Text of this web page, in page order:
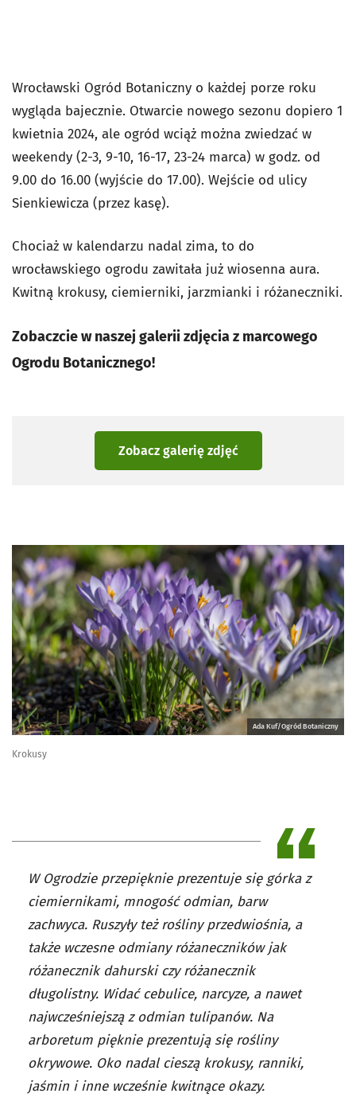
Wrocławski Ogród Botaniczny o każdej porze roku
wygląda bajecznie. Otwarcie nowego sezonu dopiero 1
kwietnia 2024, ale ogród wciąż można zwiedzać w
weekendy (2-3, 9-10, 16-17, 23-24 marca) w godz. od
9.00 do 16.00 (wyjście do 17.00). Wejście od ulicy
Sienkiewicza (przez kasę).
Chociaż w kalendarzu nadal zima, to do
wrocławskiego ogrodu zawitała już wiosenna aura.
Kwitną krokusy, ciemierniki, jarzmianki i różaneczniki.
Zobaczcie w naszej galerii zdjęcia z marcowego
Ogrodu Botanicznego!
Zobacz galerię zdjęć
Ada Kuf/Ogród Botaniczny
Krokusy
W Ogrodzie przepięknie prezentuje się górka z
ciemiernikami, mnogość odmian, barw
zachwyca. Ruszyły też rośliny przedwiośnia, a
także wczesne odmiany różaneczników jak
różanecznik dahurski czy różanecznik
długolistny. Widać cebulice, narcyze, a nawet
najwcześniejszą z odmian tulipanów. Na
arboretum pięknie prezentują się rośliny
okrywowe. Oko nadal cieszą krokusy, ranniki,
jaśmin i inne wcześnie kwitnące okazy.